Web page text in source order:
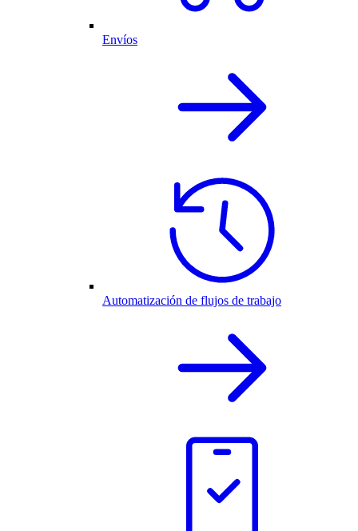
Envíos
Automatización de flujos de trabajo